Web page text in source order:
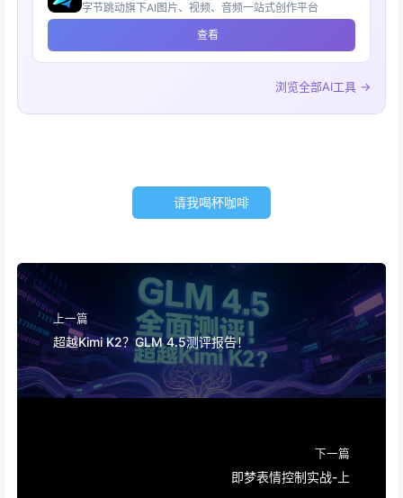
字节跳动旗下AI图片、视频、音频一站式创作平台
查看
浏览全部AI工具 →
请我喝杯咖啡
上一篇
超越Kimi K2？GLM 4.5测评报告！
下一篇
即梦表情控制实战-上